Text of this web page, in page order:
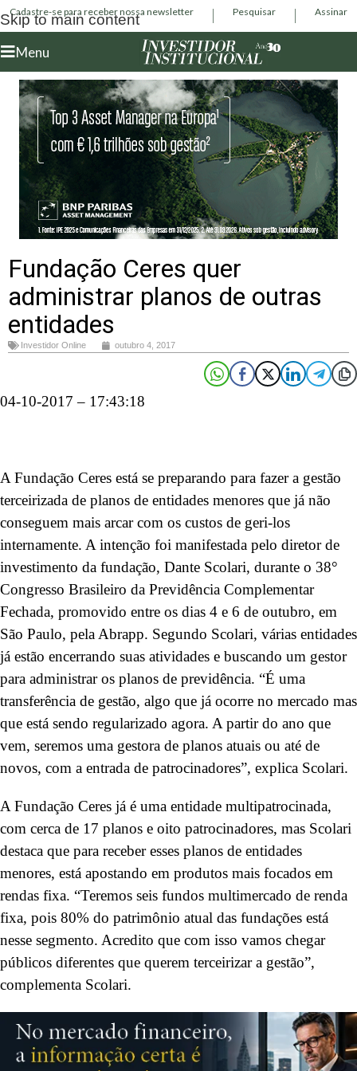
Skip to main content
Cadastre-se para receber nossa newsletter Pesquisar Assinar
Menu
Fundação Ceres quer
administrar planos de outras
entidades
Investidor Online outubro 4, 2017
04-10-2017 – 17:43:18
A Fundação Ceres está se preparando para fazer a gestão
terceirizada de planos de entidades menores que já não
conseguem mais arcar com os custos de geri-los
internamente. A intenção foi manifestada pelo diretor de
investimento da fundação, Dante Scolari, durante o 38°
Congresso Brasileiro da Previdência Complementar
Fechada, promovido entre os dias 4 e 6 de outubro, em
São Paulo, pela Abrapp. Segundo Scolari, várias entidades
já estão encerrando suas atividades e buscando um gestor
para administrar os planos de previdência. “É uma
transferência de gestão, algo que já ocorre no mercado mas
que está sendo regularizado agora. A partir do ano que
vem, seremos uma gestora de planos atuais ou até de
novos, com a entrada de patrocinadores”, explica Scolari.
A Fundação Ceres já é uma entidade multipatrocinada,
com cerca de 17 planos e oito patrocinadores, mas Scolari
destaca que para receber esses planos de entidades
menores, está apostando em produtos mais focados em
rendas fixa. “Teremos seis fundos multimercado de renda
fixa, pois 80% do patrimônio atual das fundações está
nesse segmento. Acredito que com isso vamos chegar
públicos diferentes que querem terceirizar a gestão”,
complementa Scolari.